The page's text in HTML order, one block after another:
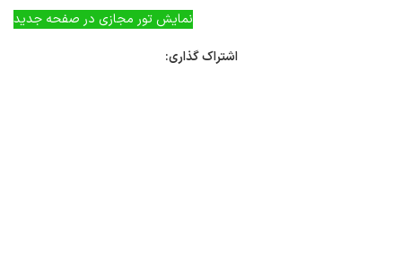
نمایش تور مجازی در صفحه جدید
اشتراک گذاری: